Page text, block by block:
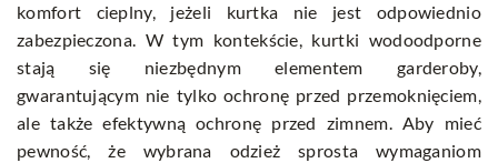
komfort cieplny, jeżeli kurtka nie jest odpowiednio
zabezpieczona. W tym kontekście, kurtki wodoodporne
stają się niezbędnym elementem garderoby,
gwarantującym nie tylko ochronę przed przemoknięciem,
ale także efektywną ochronę przed zimnem. Aby mieć
pewność, że wybrana odzież sprosta wymaganiom